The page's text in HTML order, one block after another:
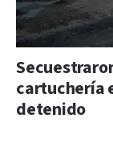
cartuchería
detenido